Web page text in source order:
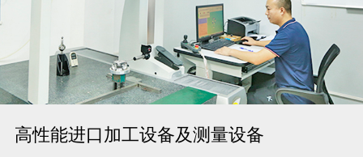
高性能进口加工设备及测量设备